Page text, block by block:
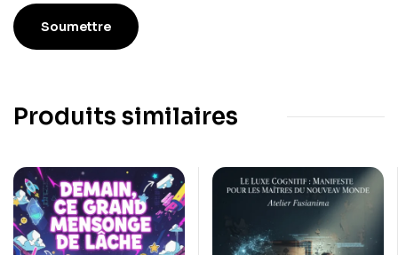
Produits similaires